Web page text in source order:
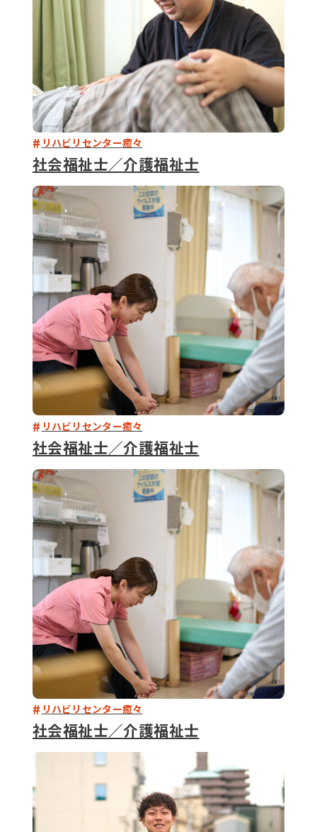
リハビリセンター癒々
社会福祉士／介護福祉士
リハビリセンター癒々
社会福祉士／介護福祉士
リハビリセンター癒々
社会福祉士／介護福祉士